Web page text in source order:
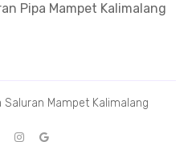
Pipa Mampet Kalimalang
Mampet Kalimalang